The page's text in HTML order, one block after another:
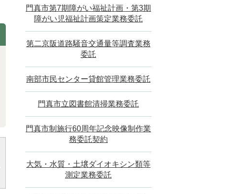
門真市第7期障がい福祉計画・第3期
障がい児福祉計画策定業務委託
第二京阪道路騒音交通量等調査業務
委託
南部市民センター貸館管理業務委託
門真市立図書館清掃業務委託
門真市制施行60周年記念映像制作業
務委託契約
大気・水質・土壌ダイオキシン類等
測定業務委託